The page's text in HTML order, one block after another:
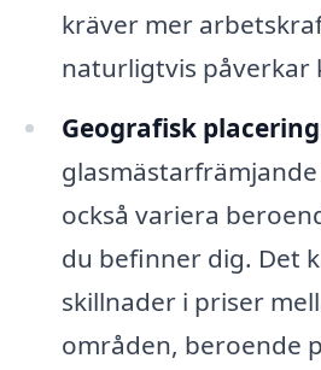
kräver mer
naturligtvis påverkar
Geografisk
också variera
du befinner dig. Det
skillnader i priser
områden, beroende